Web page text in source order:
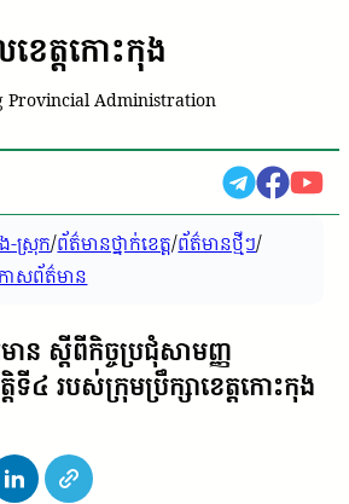
ខេត្តកោះកុង
Provincial Administration
ង-ស្រុក/ព័ត៌មានថ្នាក់ខេត្ត/ព័ត៌មានថ្មីៗ/
ាសព័ត៌មាន
ន ស្ដីពីកិច្ចប្រជុំសាមញ្ញ
៤ របស់ក្រុមប្រឹក្សាខេត្តកោះកុង